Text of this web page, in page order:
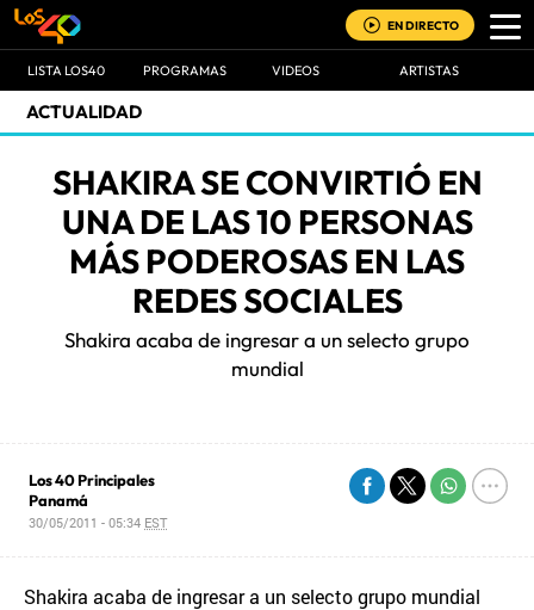
EN DIRECTO
LISTA LOS40 PROGRAMAS VIDEOS ARTISTAS
ACTUALIDAD
SHAKIRA SE CONVIRTIÓ EN
UNA DE LAS 10 PERSONAS
MÁS PODEROSAS EN LAS
REDES SOCIALES
Shakira acaba de ingresar a un selecto grupo
mundial
Los 40 Principales
Panamá
30/05/2011 - 05:34 EST
Shakira acaba de ingresar a un selecto grupo mundial